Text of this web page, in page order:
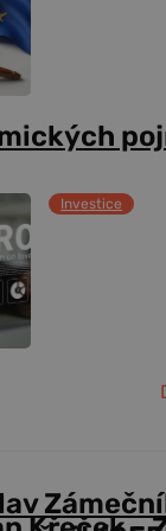
Investice